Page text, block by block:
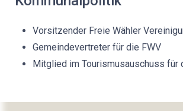
Vorsitzender Freie Wähler
Gemeindevertreter für die FWV
Mitglied im Tourismusauschuss für